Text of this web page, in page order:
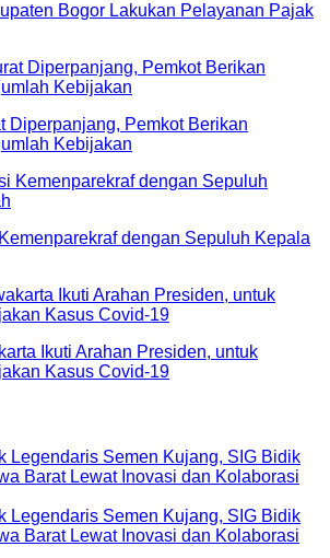
Bogor Lakukan Pelayanan Pajak
Diperpanjang, Pemkot Berikan
Kebijakan
dengan Sepuluh Kepala
Ikuti Arahan Presiden, untuk
Kasus Covid-19